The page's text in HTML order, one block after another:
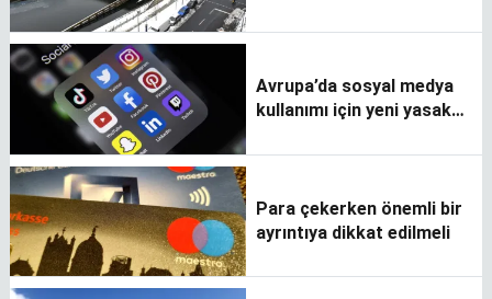
Avrupa’da sosyal medya
kullanımı için yeni yasak
Para çekerken önemli bir
ayrıntıya dikkat edilmeli